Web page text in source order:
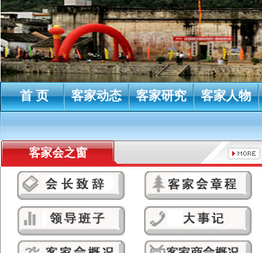
首 页 客家动态 客家研究 客家人物
客家会之窗